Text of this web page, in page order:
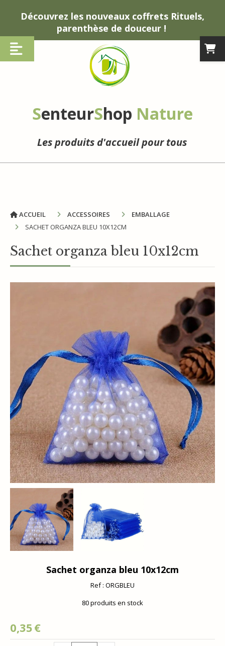
Découvrez les nouveaux coffrets Rituels,
parenthèse de douceur !
SenteurShop Nature
Les produits d'accueil pour tous
ACCUEIL ACCESSOIRES
EMBALLAGE
SACHET ORGANZA BLEU 10X12CM
Sachet organza bleu 10x12cm
Sachet organza bleu 10x12cm
Ref : ORGBLEU
0,35€
80produits en stock